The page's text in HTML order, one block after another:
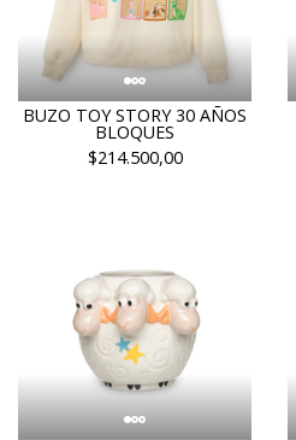
BUZO TOY STORY 30 AÑOS
BLOQUES
$214.500,00